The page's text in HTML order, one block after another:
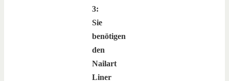
3:
Sie
benötigen
den
Nailart
Liner